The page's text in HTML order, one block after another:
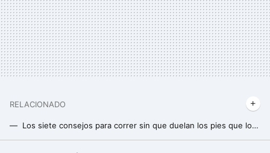
RELACIONADO
Los siete consejos para correr sin que duelan los pies que los expertos de Harvard recomiendan